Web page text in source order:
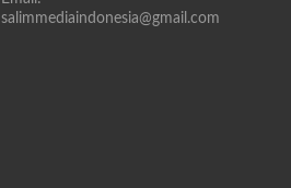
salimmediaindonesia@gmail.com